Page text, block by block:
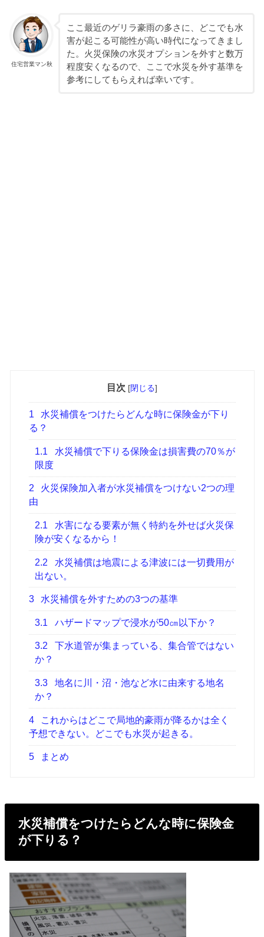
住宅営業マン秋
ここ最近のゲリラ豪雨の多さに、どこでも水
害が起こる可能性が高い時代になってきまし
た。火災保険の水災オプションを外すと数万
程度安くなるので、ここで水災を外す基準を
参考にしてもらえれば幸いです。
目次 [閉じる]
1
水災補償をつけたらどんな時に保険金が下り
る？
1.1
水災補償で下りる保険金は損害費の70％が
限度
2
火災保険加入者が水災補償をつけない2つの理
由
2.1
水害になる要素が無く特約を外せば火災保
険が安くなるから！
2.2
水災補償は地震による津波には一切費用が
出ない。
3 水災補償を外すための3つの基準
3.1 ハザードマップで浸水が50㎝以下か？
3.2
下水道管が集まっている、集合管ではない
か？
3.3
地名に川・沼・池など水に由来する地名
か？
4
これからはどこで局地的豪雨が降るかは全く
予想できない。どこでも水災が起きる。
5 まとめ
水災補償をつけたらどんな時に保険金
が下りる？